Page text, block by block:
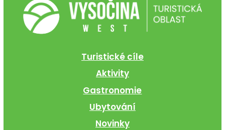
Turistické cíle
Aktivity
Gastronomie
Ubytování
Novinky